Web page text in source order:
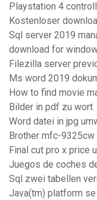
Playstation 4
Kostenloser
Sql server 2019
download for
Filezilla server
Ms word 2019
How to find movie
Bilder in pdf zu wort
Word datei in jpg
Brother mfc-
Final cut pro x price
Juegos de coches
Sql zwei tabellen
Java(tm) platform